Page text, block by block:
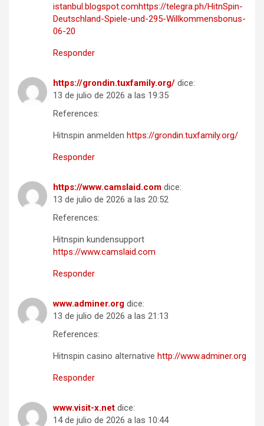
istanbul.blogspot.comhttps://telegra.ph/HitnSpin-
Deutschland-Spiele-und-295-Willkommensbonus-
06-20
Responder
https://grondin.tuxfamily.org/ dice:
13 de julio de 2026 a las 19:35
References:
Hitnspin anmelden https://grondin.tuxfamily.org/
Responder
https://www.camslaid.com dice:
13 de julio de 2026 a las 20:52
References:
Hitnspin kundensupport
https://www.camslaid.com
Responder
www.adminer.org dice:
13 de julio de 2026 a las 21:13
References:
Hitnspin casino alternative http://www.adminer.org
Responder
www.visit-x.net dice:
14 de julio de 2026 a las 10:44